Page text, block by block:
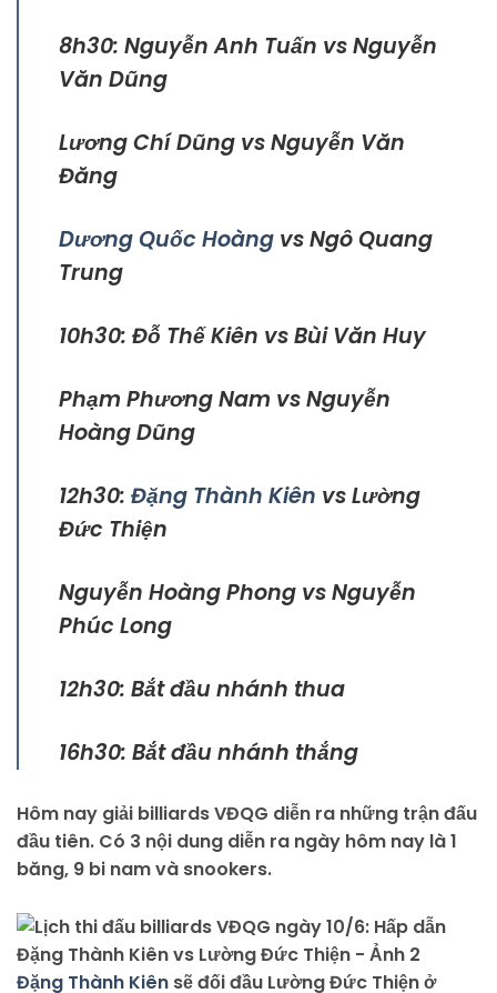
8h30: Nguyễn Anh Tuấn vs Nguyễn
Văn Dũng
Lương Chí Dũng vs Nguyễn Văn
Đăng
Dương Quốc Hoàng vs Ngô Quang
Trung
10h30: Đỗ Thế Kiên vs Bùi Văn Huy
Phạm Phương Nam vs Nguyễn
Hoàng Dũng
12h30: Đặng Thành Kiên vs Lường
Đức Thiện
Nguyễn Hoàng Phong vs Nguyễn
Phúc Long
12h30: Bắt đầu nhánh thua
16h30: Bắt đầu nhánh thắng
Hôm nay giải billiards VĐQG diễn ra những trận đấu
đầu tiên. Có 3 nội dung diễn ra ngày hôm nay là 1
băng, 9 bi nam và snookers.
Đặng Thành Kiên sẽ đối đầu Lường Đức Thiện ở